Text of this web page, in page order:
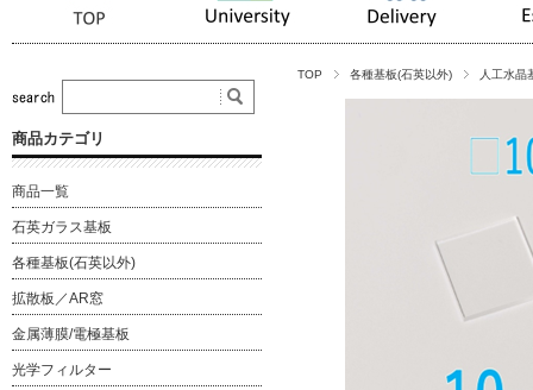
TOP 各種基板(石英以外) 人工水晶
商品カテゴリ
商品一覧
石英ガラス基板
各種基板(石英以外)
拡散板／AR窓
金属薄膜/電極基板
光学フィルター